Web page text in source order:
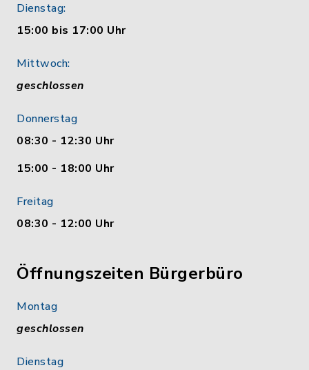
Dienstag:
15:00 bis 17:00 Uhr
Mittwoch:
geschlossen
Donnerstag
08:30 - 12:30 Uhr
15:00 - 18:00 Uhr
Freitag
08:30 - 12:00 Uhr
Öffnungszeiten Bürgerbüro
Montag
geschlossen
Dienstag